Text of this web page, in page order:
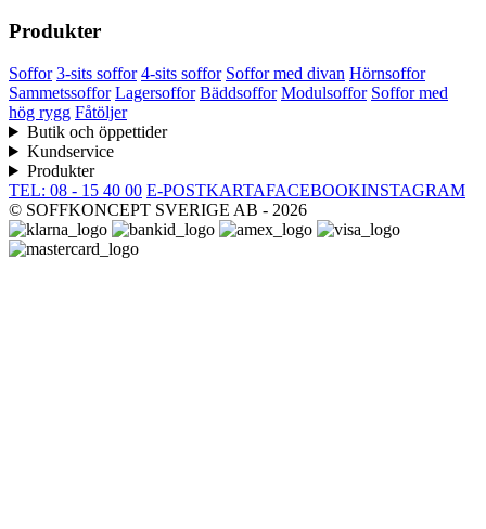
Produkter
Soffor 3-sits soffor 4-sits soffor Soffor med divan Hörnsoffor
Sammetssoffor Lagersoffor Bäddsoffor Modulsoffor Soffor med
hög rygg Fåtöljer
Butik och öppettider
Kundservice
Produkter
TEL: 08 - 15 40 00 E-POSTKARTAFACEBOOKINSTAGRAM
© SOFFKONCEPT SVERIGE AB - 2026